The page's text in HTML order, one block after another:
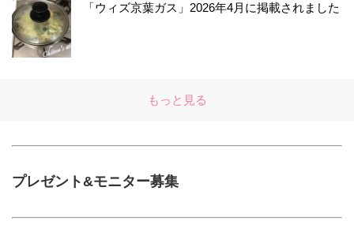
「ウィズ京葉ガス」2026年4月に掲載されました
もっと見る
プレゼント&モニター募集